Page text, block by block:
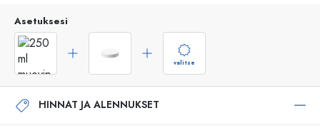
Asetuksesi
valitse
HINNAT JA ALENNUKSET